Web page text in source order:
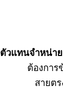
ตัวแทนจำหน่า
ต้องการ
สายต